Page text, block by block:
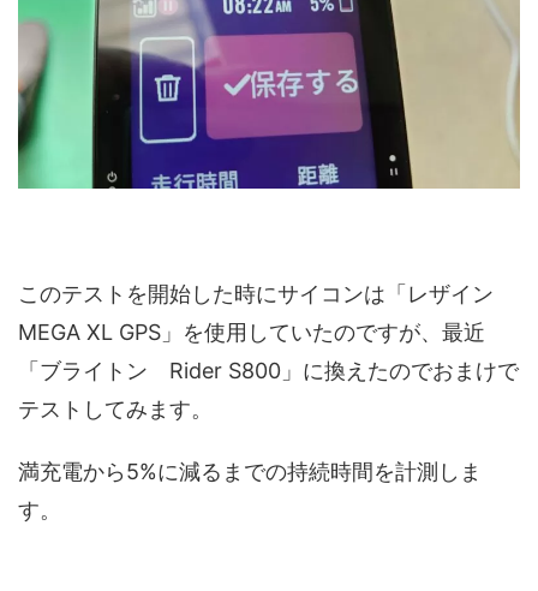
このテストを開始した時にサイコンは「レザイン
MEGA XL GPS」を使用していたのですが、最近
「ブライトン Rider S800」に換えたのでおまけで
テストしてみます。
満充電から5%に減るまでの持続時間を計測しま
す。